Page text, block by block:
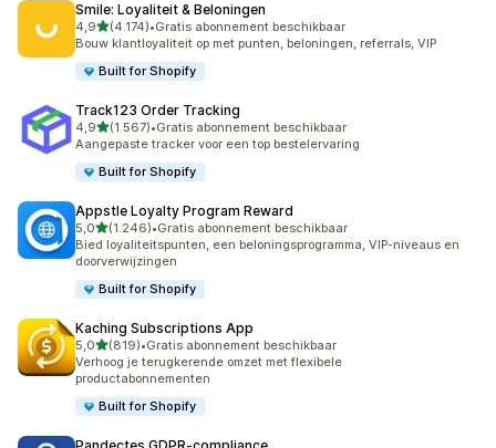
Smile: Loyaliteit & Beloningen
4,9van 5 sterren
(4.174)
4174 recensies in totaal
•Gratis abonnement beschikbaar
Bouw klantloyaliteit op met punten, beloningen, referrals, VIP
Built for Shopify
Track123 Order Tracking
4,9van 5 sterren
(1.567)
1567 recensies in totaal
•Gratis abonnement beschikbaar
Aangepaste tracker voor een top bestelervaring
Built for Shopify
Appstle Loyalty Program Reward
5,0van 5 sterren
(1.246)
1246 recensies in totaal
•Gratis abonnement beschikbaar
Bied loyaliteitspunten, een beloningsprogramma, VIP-niveaus en
doorverwijzingen
Built for Shopify
Kaching Subscriptions App
5,0van 5 sterren
(819)
819 recensies in totaal
•Gratis abonnement beschikbaar
Verhoog je terugkerende omzet met flexibele
productabonnementen
Built for Shopify